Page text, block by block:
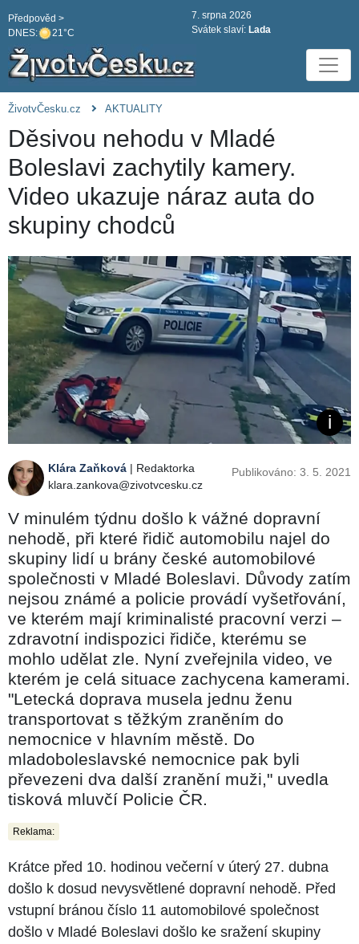
DNES: 21°C
Předpověd >
7. srpna 2026
Svátek slaví: Lada
ŽivotvČesku.cz AKTUALITY
Děsivou nehodu v Mladé
Boleslavi zachytily kamery.
Video ukazuje náraz auta do
skupiny chodců
Klára Zaňková | Redaktorka
klara.zankova@zivotvcesku.cz
Publikováno: 3. 5. 2021
V minulém týdnu došlo k vážné dopravní
nehodě, při které řidič automobilu najel do
skupiny lidí u brány české automobilové
společnosti v Mladé Boleslavi. Důvody zatím
nejsou známé a policie provádí vyšetřování,
ve kterém mají kriminalisté pracovní verzi –
zdravotní indispozici řidiče, kterému se
mohlo udělat zle. Nyní zveřejnila video, ve
kterém je celá situace zachycena kamerami.
"Letecká doprava musela jednu ženu
transportovat s těžkým zraněním do
nemocnice v hlavním městě. Do
mladoboleslavské nemocnice pak byli
převezeni dva další zranění muži," uvedla
tisková mluvčí Policie ČR.
Reklama:
Krátce před 10. hodinou večerní v úterý 27. dubna
došlo k dosud nevysvětlené dopravní nehodě. Před
vstupní bránou číslo 11 automobilové společnost
došlo v Mladé Boleslavi došlo ke sražení skupiny